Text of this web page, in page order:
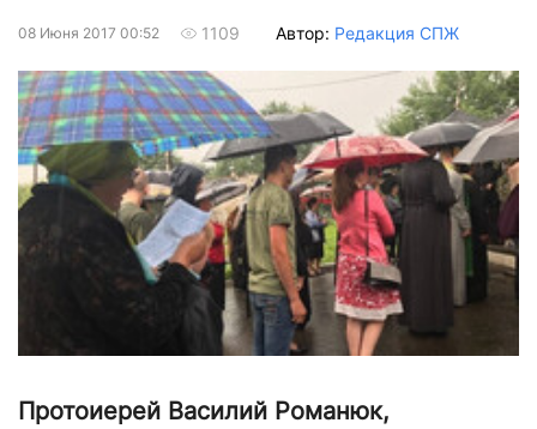
08 Июня 2017 00:52 1109 Автор: Редакция СПЖ
Протоиерей Василий Романюк,